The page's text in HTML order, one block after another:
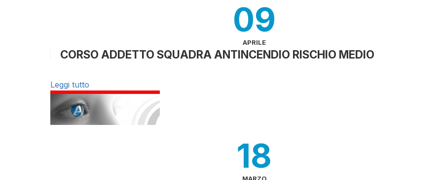
09
APRILE
CORSO ADDETTO SQUADRA ANTINCENDIO RISCHIO MEDIO
Leggi tutto
18